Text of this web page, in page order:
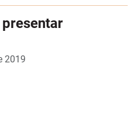
2019